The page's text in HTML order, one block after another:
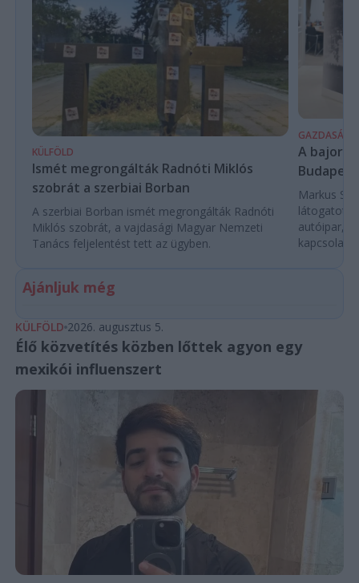
KÜLFÖLD
Ismét megrongálták Radnóti Miklós
szobrát a szerbiai Borban
A szerbiai Borban ismét megrongálták Radnóti
Miklós szobrát, a vajdasági Magyar Nemzeti
Tanács feljelentést tett az ügyben.
GAZDASÁG
A bajor
Markus
látogatott
autóipar,
Ajánljuk még
KÜLFÖLD 2026. augusztus 5.
Élő közvetítés közben lőttek agyon egy
mexikói influenszert